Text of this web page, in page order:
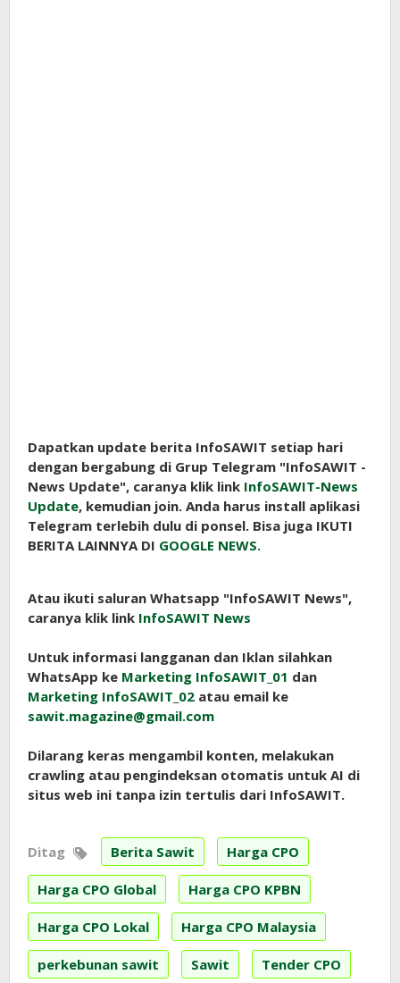
Dapatkan update berita InfoSAWIT setiap hari
dengan bergabung di Grup Telegram "InfoSAWIT -
News Update", caranya klik link InfoSAWIT-News
Update, kemudian join. Anda harus install aplikasi
Telegram terlebih dulu di ponsel. Bisa juga IKUTI
BERITA LAINNYA DI GOOGLE NEWS.
Atau ikuti saluran Whatsapp "InfoSAWIT News",
caranya klik link InfoSAWIT News
Untuk informasi langganan dan Iklan silahkan
WhatsApp ke Marketing InfoSAWIT_01 dan
Marketing InfoSAWIT_02 atau email ke
sawit.magazine@gmail.com
Dilarang keras mengambil konten, melakukan
crawling atau pengindeksan otomatis untuk AI di
situs web ini tanpa izin tertulis dari InfoSAWIT.
Ditag Berita Sawit Harga CPO
Harga CPO Global Harga CPO KPBN
Harga CPO Lokal Harga CPO Malaysia
perkebunan sawit Sawit Tender CPO